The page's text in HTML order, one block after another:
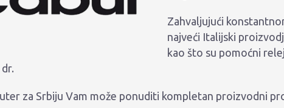
Zahvaljujući
najveći Italijski
kao što su pomoćni
za Srbiju Vam može ponuditi kompletan proizvodni